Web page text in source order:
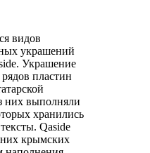
видов
украшений
Украшение
пластин
них выполняли
хранились
Qaside
крымских